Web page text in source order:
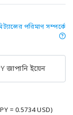
পরিমাণ সম্পর্কে
জাপানি ইয়েন
= 0.5734 USD)